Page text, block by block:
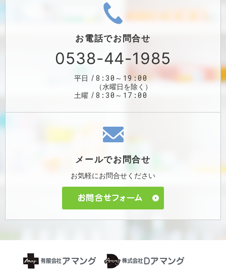
お電話でお問合せ
0538-44-1985
平日 8:30～19:00
（水曜日を除く）
土曜
8:30～17:00
メールでお問合せ
お気軽にお問合せください